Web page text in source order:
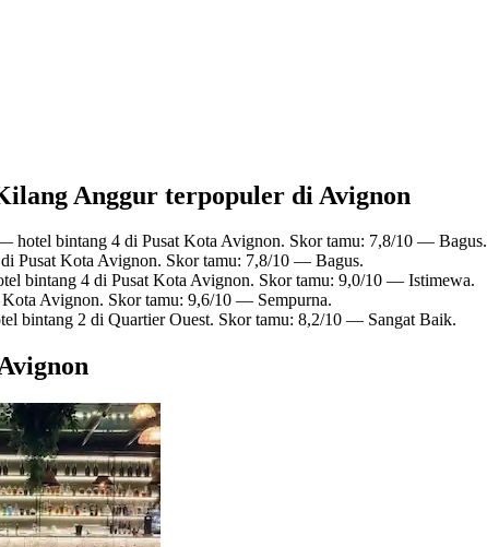
Anggur terpopuler di Avignon
hotel bintang 4 di Pusat Kota Avignon. Skor tamu: 7,8/10 — Bagus.
Pusat Kota Avignon. Skor tamu: 7,8/10 — Bagus.
bintang 4 di Pusat Kota Avignon. Skor tamu: 9,0/10 — Istimewa.
Avignon. Skor tamu: 9,6/10 — Sempurna.
bintang 2 di Quartier Ouest. Skor tamu: 8,2/10 — Sangat Baik.